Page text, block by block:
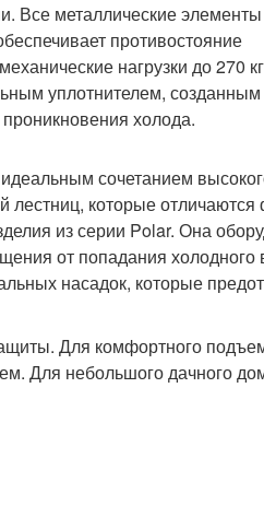
Все металлические элементы
противостояние
нагрузки до 270
уплотнителем, созданным
холода.
сочетанием
лестниц, которые
из серии Polar. Она
от попадания холодного
насадок, которые
Для комфортного
Для небольшого дачного